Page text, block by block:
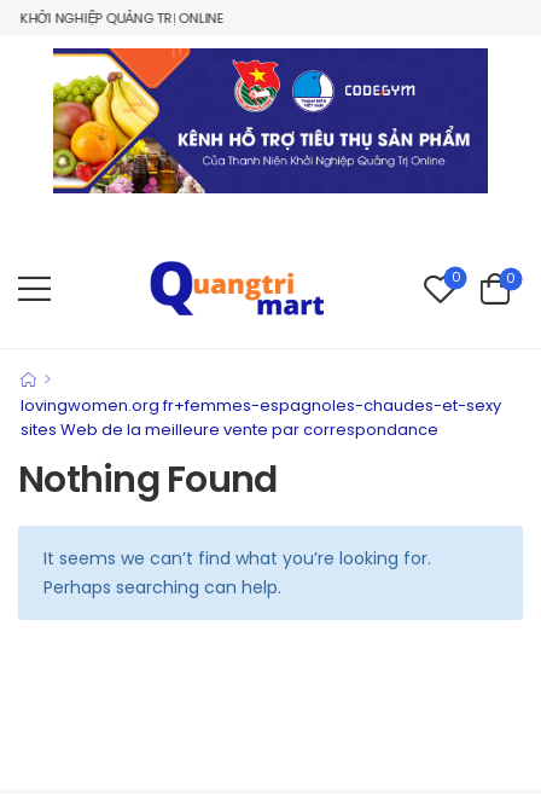
NGHIỆP QUẢNG TRỊ ONLINE
0 0
>
lovingwomen.org fr+femmes-espagnoles-chaudes-et-sexy
sites Web de la meilleure vente par correspondance
Nothing Found
It seems we can’t find what you’re looking for.
Perhaps searching can help.